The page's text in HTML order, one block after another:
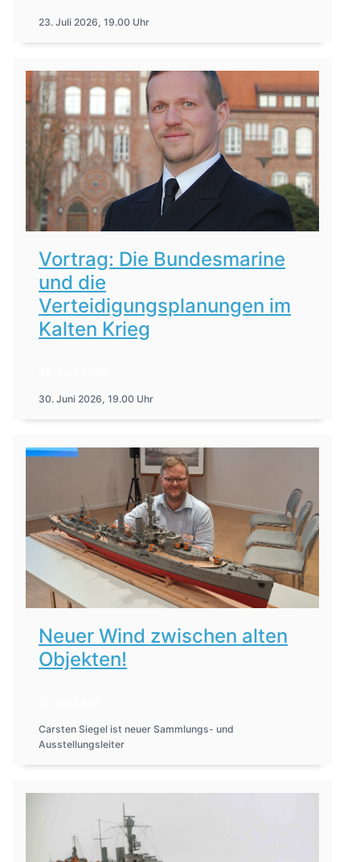
23. Juli 2026, 19.00 Uhr
Vortrag: Die Bundesmarine
und die
Verteidigungsplanungen im
Kalten Krieg
30. Juni 2026, 19.00 Uhr
Neuer Wind zwischen alten
Objekten!
Carsten Siegel ist neuer Sammlungs- und
Ausstellungsleiter